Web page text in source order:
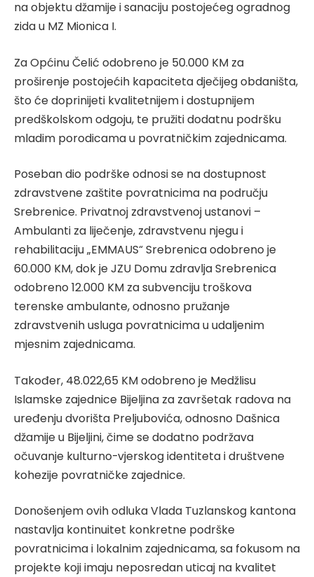
na objektu džamije i sanaciju postojećeg ogradnog
zida u MZ Mionica I.
Za Općinu Čelić odobreno je 50.000 KM za
proširenje postojećih kapaciteta dječijeg obdaništa,
što će doprinijeti kvalitetnijem i dostupnijem
predškolskom odgoju, te pružiti dodatnu podršku
mladim porodicama u povratničkim zajednicama.
Poseban dio podrške odnosi se na dostupnost
zdravstvene zaštite povratnicima na području
Srebrenice. Privatnoj zdravstvenoj ustanovi –
Ambulanti za liječenje, zdravstvenu njegu i
rehabilitaciju „EMMAUS“ Srebrenica odobreno je
60.000 KM, dok je JZU Domu zdravlja Srebrenica
odobreno 12.000 KM za subvenciju troškova
terenske ambulante, odnosno pružanje
zdravstvenih usluga povratnicima u udaljenim
mjesnim zajednicama.
Također, 48.022,65 KM odobreno je Medžlisu
Islamske zajednice Bijeljina za završetak radova na
uređenju dvorišta Preljubovića, odnosno Dašnica
džamije u Bijeljini, čime se dodatno podržava
očuvanje kulturno-vjerskog identiteta i društvene
kohezije povratničke zajednice.
Donošenjem ovih odluka Vlada Tuzlanskog kantona
nastavlja kontinuitet konkretne podrške
povratnicima i lokalnim zajednicama, sa fokusom na
projekte koji imaju neposredan uticaj na kvalitet